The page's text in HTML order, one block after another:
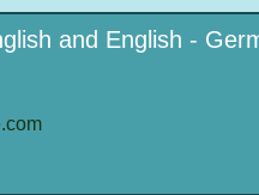
and English -